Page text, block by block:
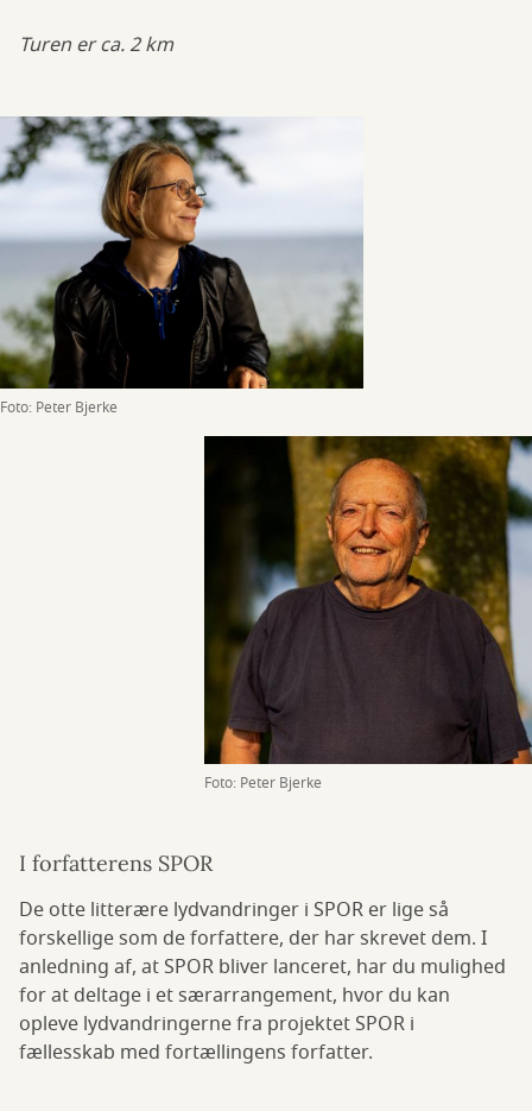
Turen er ca. 2 km
Foto: Peter Bjerke
Foto: Peter Bjerke
I forfatterens SPOR
De otte litterære lydvandringer i SPOR er lige så
forskellige som de forfattere, der har skrevet dem. I
anledning af, at SPOR bliver lanceret, har du mulighed
for at deltage i et særarrangement, hvor du kan
opleve lydvandringerne fra projektet SPOR i
fællesskab med fortællingens forfatter.